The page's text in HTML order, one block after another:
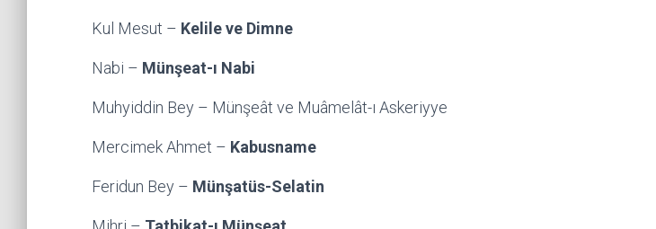
Kul Mesut – Kelile ve Dimne
Nabi – Münşeat-ı Nabi
Muhyiddin Bey – Münşeât ve Muâmelât-ı Askeriyye
Mercimek Ahmet – Kabusname
Feridun Bey – Münşatüs-Selatin